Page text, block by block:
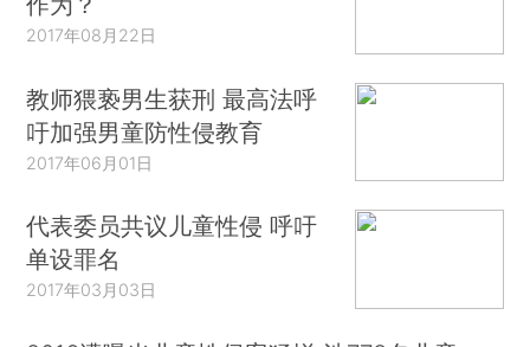
2017年08月22日
教师猥亵男生获刑 最高法呼
吁加强男童防性侵教育
2017年06月01日
代表委员共议儿童性侵 呼吁
单设罪名
2017年03月03日